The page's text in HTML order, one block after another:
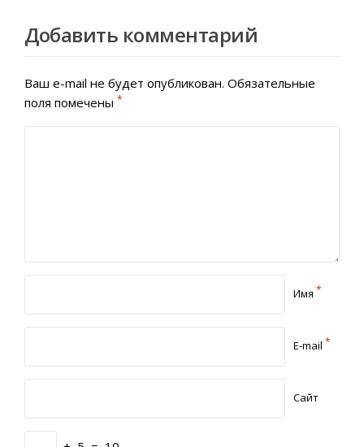
Добавить комментарий
Ваш e-mail не будет опубликован. Обязательные
поля помечены *
Имя *
E-mail *
Сайт